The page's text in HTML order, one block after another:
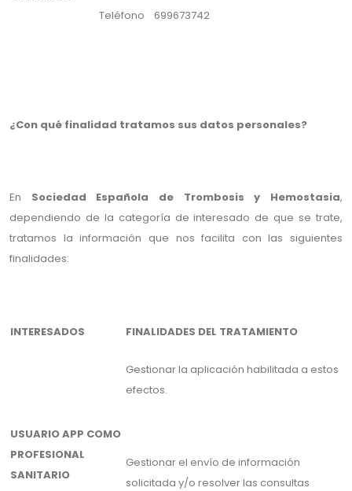
Teléfono 699673742
¿Con qué finalidad tratamos sus datos personales?
En Sociedad Española de Trombosis y Hemostasia,
dependiendo de la categoría de interesado de que se trate,
tratamos la información que nos facilita con las siguientes
finalidades:
INTERESADOS FINALIDADES DEL TRATAMIENTO
USUARIO APP COMO
PROFESIONAL
SANITARIO
Gestionar la aplicación habilitada a estos
efectos.
Gestionar el envío de información
solicitada y/o resolver las consultas